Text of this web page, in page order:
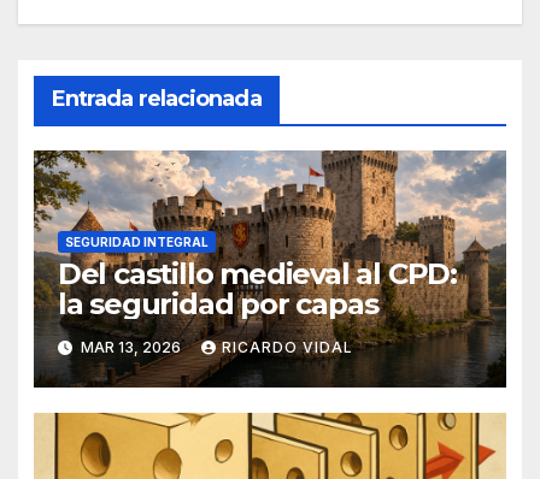
Entrada relacionada
SEGURIDAD INTEGRAL
Del castillo medieval al CPD:
la seguridad por capas
MAR 13, 2026 RICARDO VIDAL